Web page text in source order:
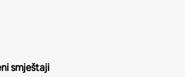
smještaji